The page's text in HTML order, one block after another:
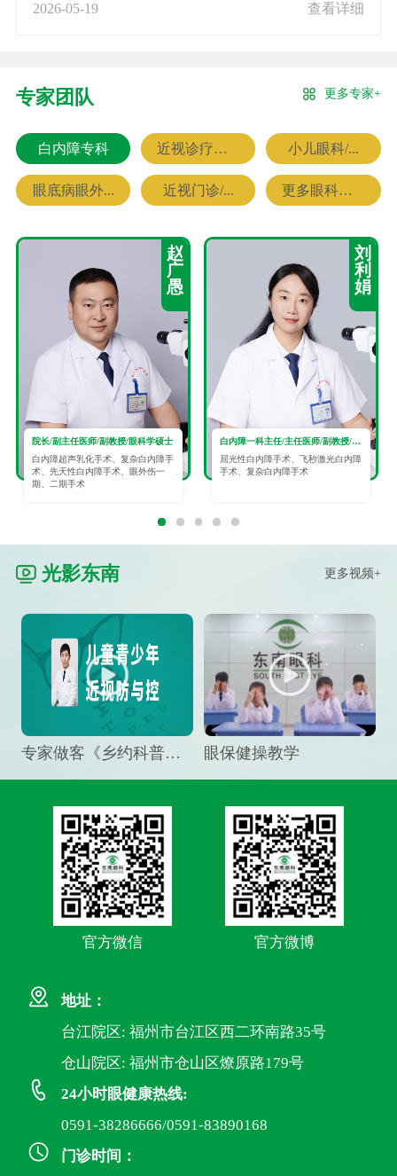
2026-05-19 查看详细
专家团队 更多专家+
白内障专科 近视诊疗专科 小儿眼科/...
眼底病眼外... 近视门诊/... 更多眼科专家
赵
广
愚
院长/副主任医师/副教授/眼科学硕士
白内障超声乳化手术、复杂白内障手
术、先天性白内障手术、眼外伤一
期、二期手术
刘
利
娟
白内障一科主任/主任医师/副教授/眼科学硕士
屈光性白内障手术、飞秒激光白内障
手术、复杂白内障手术
光影东南 更多视频+
专家做客《乡约科普》栏目，预防孩子近视竟然这么“简单” 眼保健操教学
官方微信 官方微博
地址：
台江院区: 福州市台江区西二环南路35号
仓山院区: 福州市仓山区燎原路179号
24小时眼健康热线:
0591-38286666/0591-83890168
门诊时间：